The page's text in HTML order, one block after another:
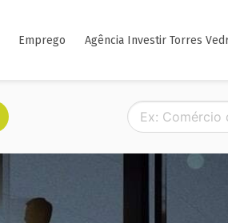
Emprego Agência Investir Torres